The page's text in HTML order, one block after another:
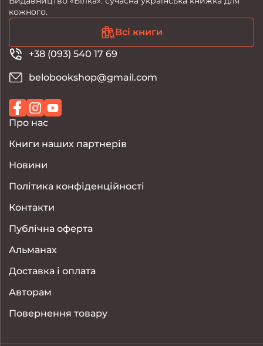
кожного.
Всі книги
Про нас
Книги наших партнерів
Новини
Політика конфіденційності
Контакти
Публічна оферта
Альманах
Доставка і оплата
Авторам
Повернення товару
+38 (093) 540 17 69
belobookshop@gmail.com